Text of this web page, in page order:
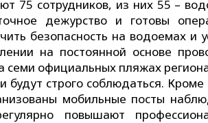
75 сотрудников, из них 55 –
дежурство и готовы
безопасность на водоемах и
на постоянной основе
семи официальных пляжах
строго соблюдаться. Кроме
мобильные посты
повышают